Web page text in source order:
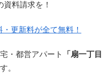
資料請求を！
更新料が全て無料！
・都営アパート
「扇一丁目
。